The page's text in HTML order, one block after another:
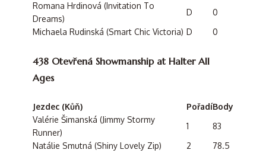
Romana Hrdinová (Invitation To
Dreams)
D
0
Michaela Rudinská (Smart Chic Victoria) D 0
438 Otevřená Showmanship at Halter All
Ages
Jezdec (Kůň) PořadíBody
Valérie Šimanská (Jimmy Stormy
Runner)
1
83
Natálie Smutná (Shiny Lovely Zip)
2
78.5